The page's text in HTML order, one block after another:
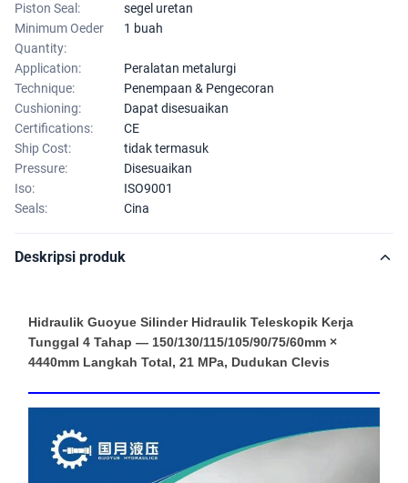
Piston Seal:
segel uretan
Minimum Oeder
Quantity:
1 buah
Application:
Peralatan metalurgi
Technique:
Penempaan & Pengecoran
Cushioning:
Dapat disesuaikan
Certifications:
CE
Ship Cost:
tidak termasuk
Pressure:
Disesuaikan
Iso:
ISO9001
Seals:
Cina
Deskripsi produk
Hidraulik Guoyue Silinder Hidraulik Teleskopik Kerja
Tunggal 4 Tahap — 150/130/115/105/90/75/60mm ×
4440mm Langkah Total, 21 MPa, Dudukan Clevis